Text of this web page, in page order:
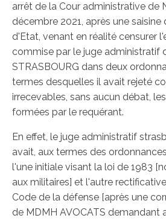
arrêt de la Cour administrative de
décembre 2021, après une saisine
d'Etat, venant en réalité censurer
commise par le juge administratif
STRASBOURG dans deux
termes desquelles il avait rejeté
irrecevables, sans aucun débat,
formées par le requérant.
En effet, le juge administratif
avait, aux termes des
l'une initiale visant la loi de 1983
aux militaires] et l'autre
Code de la défense [après une
de MDMH AVOCATS demandant